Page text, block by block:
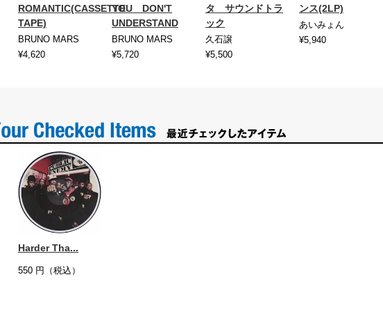
ROMANTIC(CASSETTE
TAPE)
BRUNO MARS
¥4,620
YOU DON'T
UNDERSTAND
BRUNO MARS
¥5,720
タ サウンドトラ
ック
久石譲
¥5,500
ンス(2LP)
あいみょん
¥5,940
Harder Tha...
550 円（税込）